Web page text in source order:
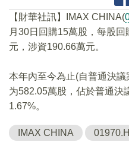
【財華社訊】IMAX CHINA(
月30日回購15萬股，每股
元，涉資190.66萬元。
本年內至今為止(自普通決
为582.05萬股，佔於普通決
1.67%。
IMAX CHINA